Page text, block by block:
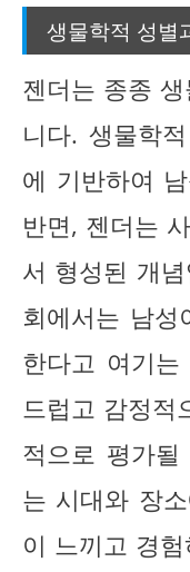
생물학적 성별
젠더는 종종
니다. 생물학
에 기반하여
반면, 젠더는
서 형성된 개
회에서는 남
한다고 여기
드럽고 감정적
적으로 평가
는 시대와 장
이 느끼고 경